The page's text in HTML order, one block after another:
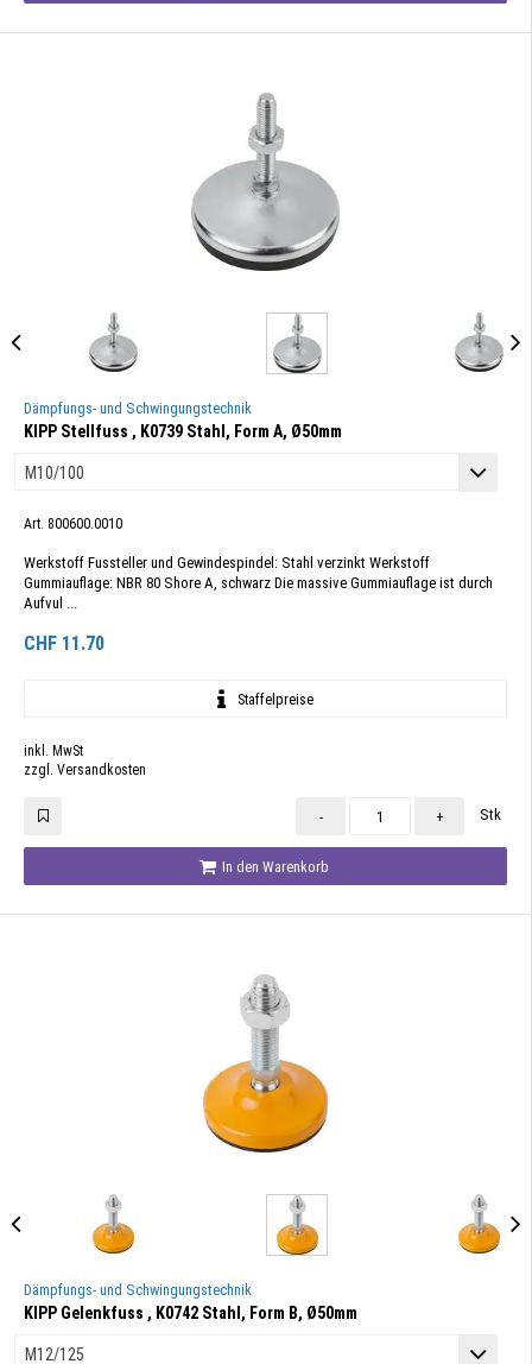
Dämpfungs- und Schwingungstechnik
KIPP Stellfuss , K0739 Stahl, Form A, Ø50mm
Art. 800600.0010
Werkstoff Fussteller und Gewindespindel: Stahl verzinkt Werkstoff
Gummiauflage: NBR 80 Shore A, schwarz Die massive Gummiauflage ist durch
Aufvul ...
CHF 11.70
Staffelpreise
inkl. MwSt
zzgl. Versandkosten
- + Stk
In den Warenkorb
Dämpfungs- und Schwingungstechnik
KIPP Gelenkfuss , K0742 Stahl, Form B, Ø50mm